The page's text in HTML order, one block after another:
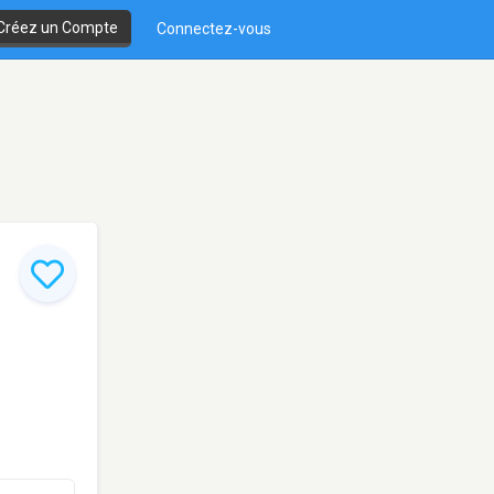
un Compte Connectez-vous